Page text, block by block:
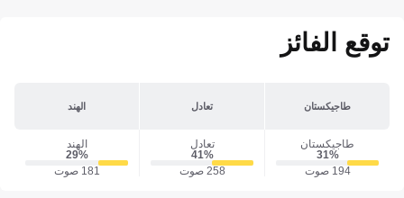
توقع الفائز
طاجيكستان تعادل الهند
طاجيكستان
31‎%‎
194 صوت
تعادل
41‎%‎
258 صوت
الهند
29‎%‎
181 صوت